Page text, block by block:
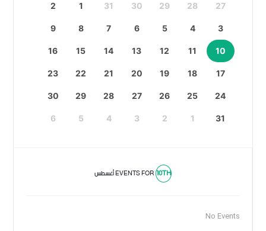
27
28
29
30
31
1
2
3
4
5
6
7
8
9
10
11
12
13
14
15
16
17
18
19
20
21
22
23
24
25
26
27
28
29
30
31
1
2
3
4
5
6
EVENTS FOR10TH أغسطس
No Events